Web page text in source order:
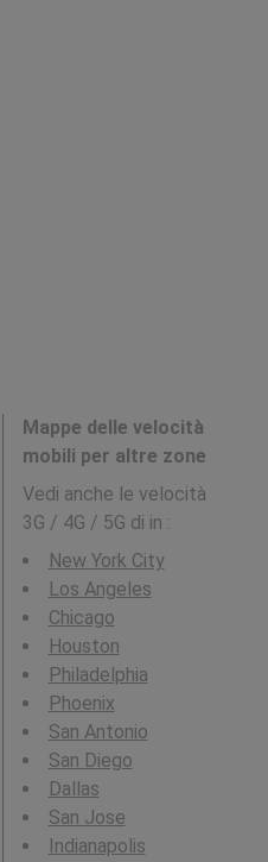
Mappe delle velocità
mobili per altre zone
Vedi anche le velocità
3G / 4G / 5G di in :
New York City
Los Angeles
Chicago
Houston
Philadelphia
Phoenix
San Antonio
San Diego
Dallas
San Jose
Indianapolis